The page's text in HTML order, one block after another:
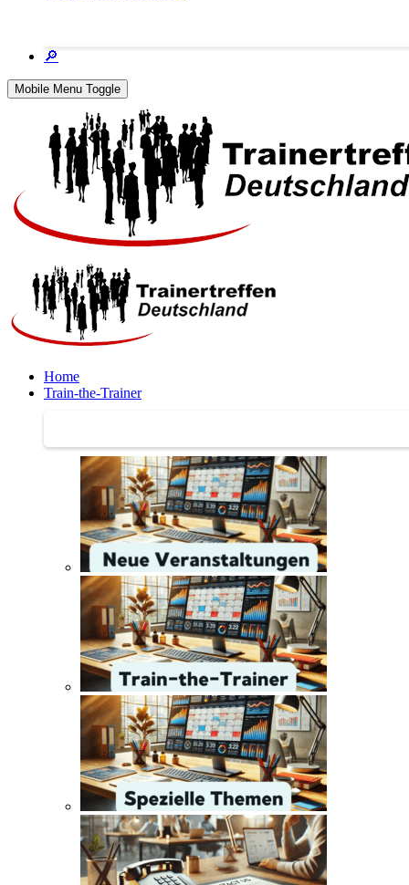
🔎
Mobile Menu Toggle
Home
Train-the-Trainer